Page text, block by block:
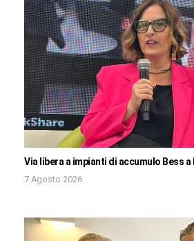
Via libera a impianti di accumulo Bess
7 Agosto 2026